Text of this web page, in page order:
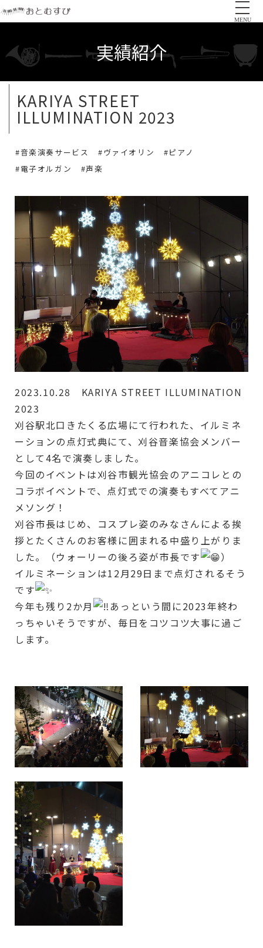
MENU
実績紹介
KARIYA STREET
ILLUMINATION 2023
#音楽演奏サービス #ヴァイオリン
#ピアノ
#電子オルガン
#声楽
2023.10.28 KARIYA STREET ILLUMINATION
2023
刈谷駅北口きたくる広場にて行われた、イルミネ
ーションの点灯式典にて、刈谷音楽協会メンバー
として4名で演奏しました。
今回のイベントは刈谷市観光協会のアニコレとの
コラボイベントで、点灯式での演奏もすべてアニ
メソング！
刈谷市長はじめ、コスプレ姿のみなさんによる挨
拶とたくさんのお客様に囲まれる中盛り上がりま
した。（ウォーリーの後ろ姿が市長です
）
イルミネーションは12月29日まで点灯されるそう
です
今年も残り2か月
あっという間に2023年終わ
っちゃいそうですが、毎日をコツコツ大事に過ご
します。